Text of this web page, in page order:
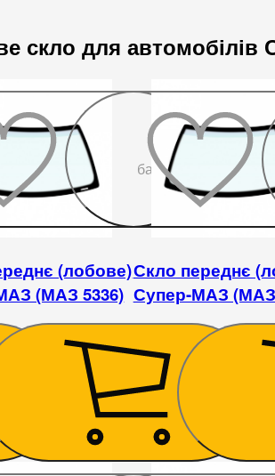
скло для автомобілів
До
бажаного
(лобове)
(МАЗ 5336)
Скло переднє
Супер-МАЗ (МАЗ
5 760